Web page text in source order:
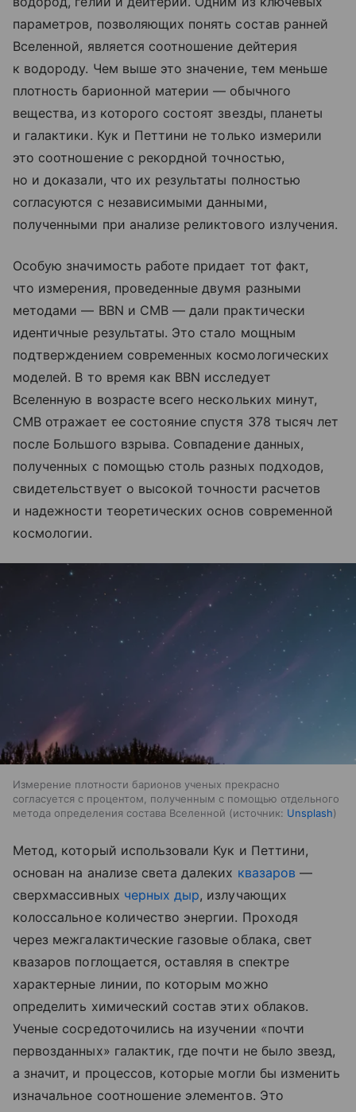
параметров, позволяющих понять состав ранней
Вселенной, является соотношение дейтерия
к водороду. Чем выше это значение, тем меньше
плотность барионной материи — обычного
вещества, из которого состоят звезды, планеты
и галактики. Кук и Петтини не только измерили
это соотношение с рекордной точностью,
но и доказали, что их результаты полностью
согласуются с независимыми данными,
полученными при анализе реликтового излучения.
Особую значимость работе придает тот факт,
что измерения, проведенные двумя разными
методами — BBN и CMB — дали практически
идентичные результаты. Это стало мощным
подтверждением современных космологических
моделей. В то время как BBN исследует
Вселенную в возрасте всего нескольких минут,
CMB отражает ее состояние спустя 378 тысяч лет
после Большого взрыва. Совпадение данных,
полученных с помощью столь разных подходов,
свидетельствует о высокой точности расчетов
и надежности теоретических основ современной
космологии.
Измерение плотности барионов ученых прекрасно
согласуется с процентом, полученным с помощью отдельного
метода определения состава Вселенной
источник: Unsplash
Метод, который использовали Кук и Петтини,
основан на анализе света далеких квазаров —
сверхмассивных черных дыр, излучающих
колоссальное количество энергии. Проходя
через межгалактические газовые облака, свет
квазаров поглощается, оставляя в спектре
характерные линии, по которым можно
определить химический состав этих облаков.
Ученые сосредоточились на изучении «почти
первозданных» галактик, где почти не было звезд,
а значит, и процессов, которые могли бы изменить
изначальное соотношение элементов. Это